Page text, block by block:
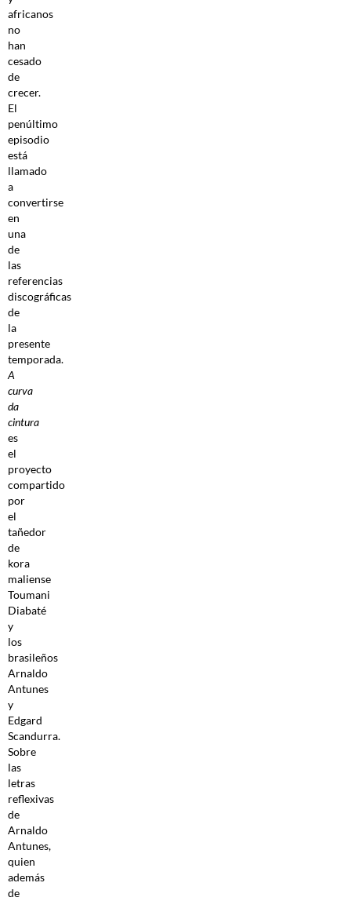
africanos
no
han
cesado
de
crecer.
El
penúltimo
episodio
está
llamado
a
convertirse
en
una
de
las
referencias
discográficas
de
la
presente
temporada.
A
curva
da
cintura
es
el
proyecto
compartido
por
el
tañedor
de
kora
maliense
Toumani
Diabaté
y
los
brasileños
Arnaldo
Antunes
y
Edgard
Scandurra.
Sobre
las
letras
reflexivas
de
Arnaldo
Antunes,
quien
además
de